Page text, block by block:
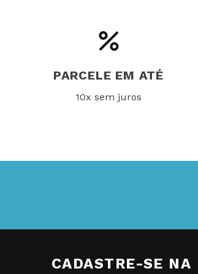
PARCELE EM ATÉ
10x sem juros
CADASTRE-SE NA